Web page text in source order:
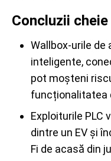
Concluzii cheie
Wallbox-urile
inteligente,
pot moșteni
funcționalitatea
Exploiturile PLC
dintre un EV și
Fi de acasă din